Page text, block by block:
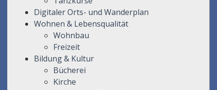
Digitaler Orts- und Wanderplan
Wohnen & Lebensqualität
Wohnbau
Freizeit
Bildung & Kultur
Bücherei
Kirche